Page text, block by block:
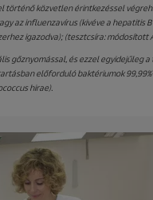
történő közvetlen érintkezéssel
az influenzavírus (kivéve a hepatitis
igazodva); (tesztcsíra: módosított
gőznyomással, és ezzel egyidejűleg
előforduló baktériumok
hirae).